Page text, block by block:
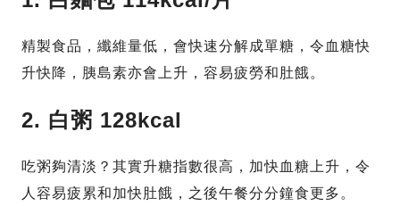
精製食品，纖維量低，會快速分解成單糖，令血糖快
升快降，胰島素亦會上升，容易疲勞和肚餓。
2. 白粥 128kcal
吃粥夠清淡？其實升糖指數很高，加快血糖上升，令
人容易疲累和加快肚餓，之後午餐分分鐘食更多。